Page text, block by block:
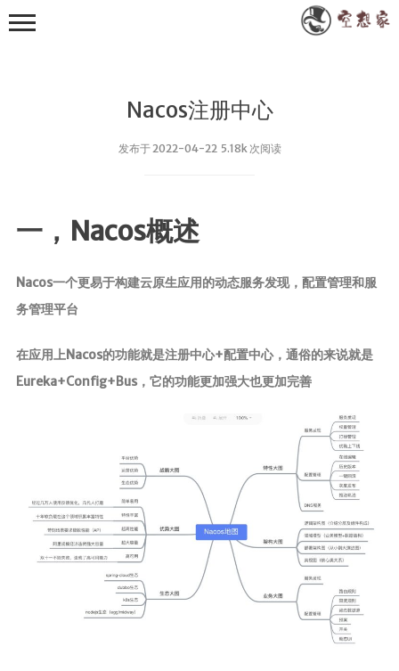
Nacos注册中心
发布于 2022-04-22 5.18k 次阅读
一，Nacos概述
Nacos一个更易于构建云原生应用的动态服务发现，配置管理和服
务管理平台
在应用上Nacos的功能就是注册中心+配置中心，通俗的来说就是
Eureka+Config+Bus，它的功能更加强大也更加完善
小众技术
Apache POI
EasyExcel
JavaScript
CSS3
Vue
Android
核心组件
UI视图动画